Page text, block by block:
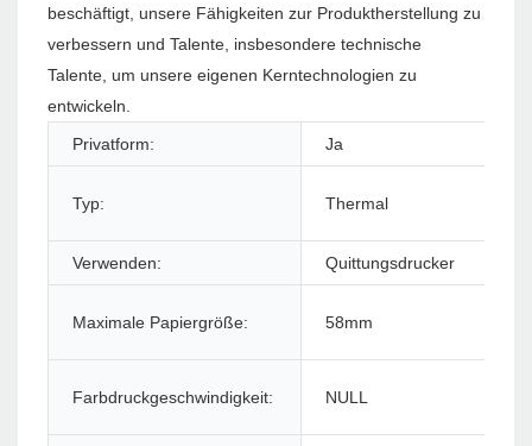
beschäftigt, unsere Fähigkeiten zur Produktherstellung zu
verbessern und Talente, insbesondere technische
Talente, um unsere eigenen Kerntechnologien zu
entwickeln.
Privatform:
Ja
Typ: Thermal
Verwenden: Quittungsdrucker
Maximale Papiergröße: 58mm
Farbdruckgeschwindigkeit: NULL